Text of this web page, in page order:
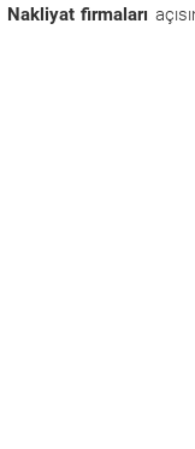
Nakliyat firmaları